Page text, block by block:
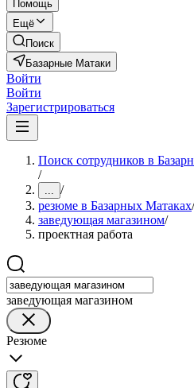
Помощь
Ещё
Поиск
Базарные Матаки
Войти
Войти
Зарегистрироваться
Поиск сотрудников в
/
... /
резюме в Базарных Матаках/
заведующая магазином/
проектная работа
заведующая магазином
Резюме